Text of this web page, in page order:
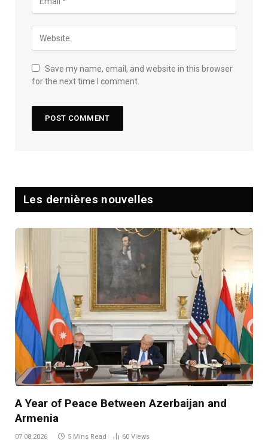
Save my name, email, and website in this browser
for the next time I comment.
Les dernières nouvelles
A Year of Peace Between Azerbaijan and
Armenia
07.08.2026 5 Mins Read 60 Views